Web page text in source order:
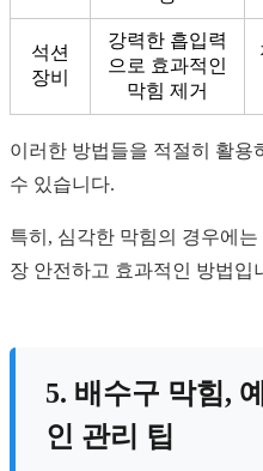
석션
장비
강력한 흡입력
으로 효과적인
막힘 제거
이러한 방법들을 적절히 활용
수 있습니다.
특히, 심각한 막힘의 경우에
장 안전하고 효과적인 방법입
5. 배수구 막힘,
인 관리 팁